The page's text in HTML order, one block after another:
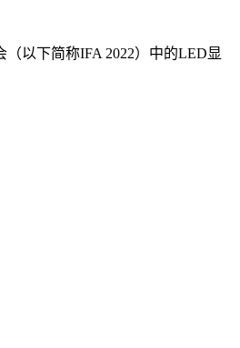
以下简称IFA 2022）中的LED显